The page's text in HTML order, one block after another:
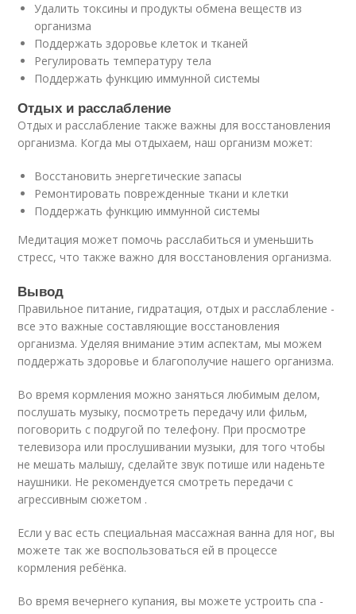
Удалить токсины и продукты обмена веществ из
организма
Поддержать здоровье клеток и тканей
Регулировать температуру тела
Поддержать функцию иммунной системы
Отдых и расслабление
Отдых и расслабление также важны для восстановления
организма. Когда мы отдыхаем, наш организм может:
Восстановить энергетические запасы
Ремонтировать поврежденные ткани и клетки
Поддержать функцию иммунной системы
Медитация может помочь расслабиться и уменьшить
стресс, что также важно для восстановления организма.
Вывод
Правильное питание, гидратация, отдых и расслабление -
все это важные составляющие восстановления
организма. Уделяя внимание этим аспектам, мы можем
поддержать здоровье и благополучие нашего организма.
Во время кормления можно заняться любимым делом,
послушать музыку, посмотреть передачу или фильм,
поговорить с подругой по телефону. При просмотре
телевизора или прослушивании музыки, для того чтобы
не мешать малышу, сделайте звук потише или наденьте
наушники. Не рекомендуется смотреть передачи с
агрессивным сюжетом .
Если у вас есть специальная массажная ванна для ног, вы
можете так же воспользоваться ей в процессе
кормления ребёнка.
Во время вечернего купания, вы можете устроить спа -